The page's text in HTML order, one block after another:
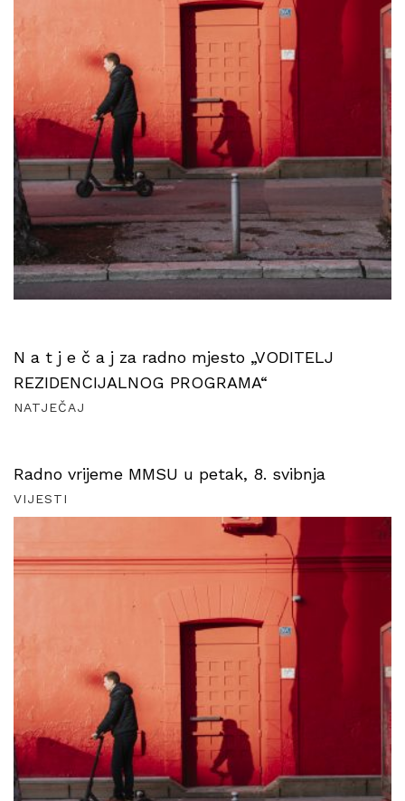
N a t j e č a j za radno mjesto „VODITELJ
REZIDENCIJALNOG PROGRAMA“
NATJEČAJ
Radno vrijeme MMSU u petak, 8. svibnja
VIJESTI